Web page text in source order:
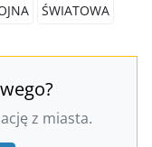
ŚWIATOWA
z miasta.